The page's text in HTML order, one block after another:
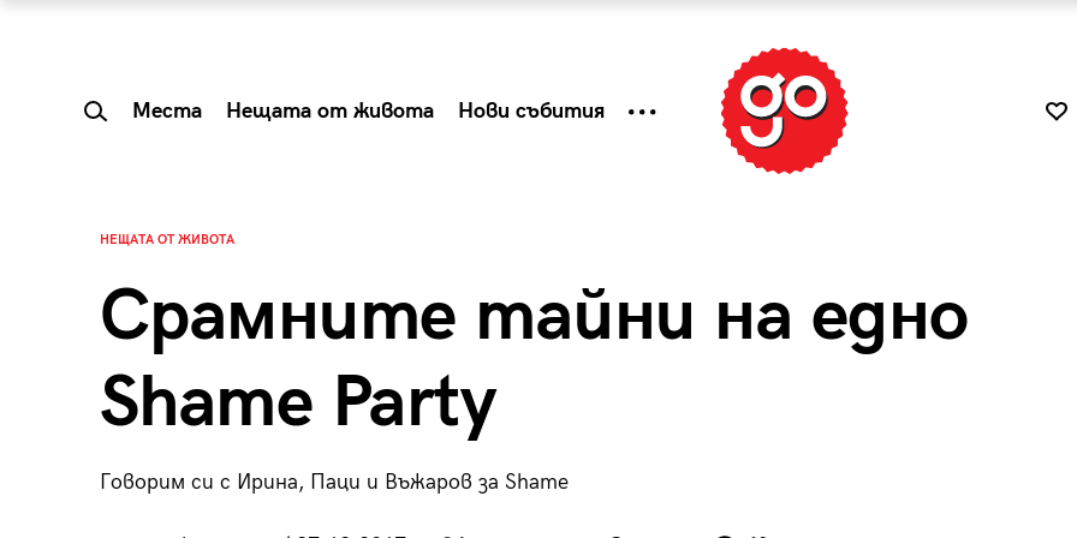
Места Нещата от живота Нови събития
НЕЩАТА ОТ ЖИВОТА
Срамните тайни на едно
Shame Party
Говорим си с Ирина, Паци и Въжаров за Shame
Summer Prelude: как